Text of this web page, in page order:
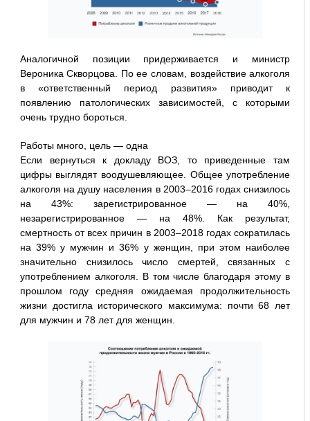
Аналогичной позиции придерживается и министр
Вероника Скворцова. По ее словам, воздействие алкоголя
в «ответственный период развития» приводит к
появлению патологических зависимостей, с которыми
очень трудно бороться.
Работы много, цель — одна
Если вернуться к докладу ВОЗ, то приведенные там
цифры выглядят воодушевляющее. Общее употребление
алкоголя на душу населения в 2003–2016 годах снизилось
на 43%: зарегистрированное — на 40%,
незарегистрированное — на 48%. Как результат,
смертность от всех причин в 2003–2018 годах сократилась
на 39% у мужчин и 36% у женщин, при этом наиболее
значительно снизилось число смертей, связанных с
употреблением алкоголя. В том числе благодаря этому в
прошлом году средняя ожидаемая продолжительность
жизни достигла исторического максимума: почти 68 лет
для мужчин и 78 лет для женщин.